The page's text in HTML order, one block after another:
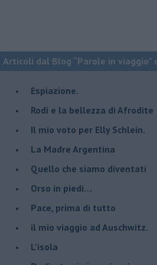
Articoli dal Blog “Parole in viaggio”
Espiazione.
Rodi e la bellezza di Afrodite
​Il mio voto per Elly Schlein.
​La Madre Argentina
Quello che siamo diventati
Orso in piedi…
​Pace, prima di tutto
​il mio viaggio ad Auschwitz.
​L’isola